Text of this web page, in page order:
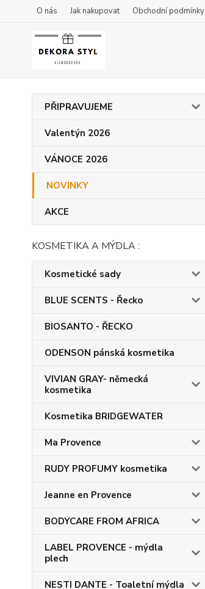
O nás Jak nakupovat Obchodní podmínky
PŘIPRAVUJEME
Valentýn 2026
VÁNOCE 2026
NOVINKY
AKCE
KOSMETIKA A MÝDLA :
Kosmetické sady
BLUE SCENTS - Řecko
BIOSANTO - ŘECKO
ODENSON pánská kosmetika
VIVIAN GRAY- německá
kosmetika
Kosmetika BRIDGEWATER
Ma Provence
RUDY PROFUMY kosmetika
Jeanne en Provence
BODYCARE FROM AFRICA
LABEL PROVENCE - mýdla
plech
NESTI DANTE - Toaletní mýdla